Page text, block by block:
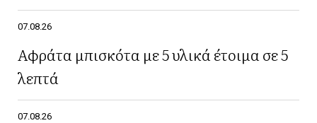
07.08.26
Αφράτα μπισκότα με 5 υλικά έτοιμα σε 5
λεπτά
07.08.26